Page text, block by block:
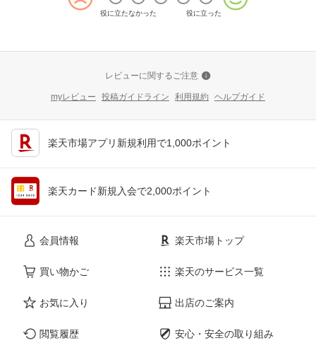
役に立たなかった 役に立った
レビューに関するご注意
myレビュー 投稿ガイドライン 利用規約 ヘルプガイド
楽天市場アプリ新規利用で1,000ポイント
楽天カード新規入会で2,000ポイント
会員情報
買い物かご
お気に入り
閲覧履歴
楽天市場トップ
楽天のサービス一覧
出店のご案内
安心・安全の取り組み